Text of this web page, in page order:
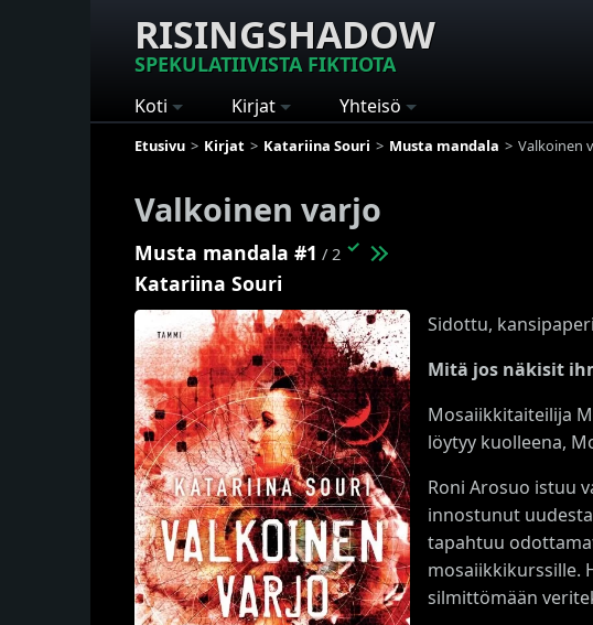
RISINGSHADOW
SPEKULATIIVISTA FIKTIOTA
Koti Kirjat Yhteisö
Etusivu Kirjat Katariina Souri Musta mandala Valkoinen
Valkoinen varjo
Musta mandala #1 / 2 ✓
Katariina Souri
Sidottu,
Mitä jos näkisit
Mosaiikkitaiteilija
löytyy kuolleena,
Roni Arosuo istuu
innostunut
tapahtuu
mosaiikkikurssille.
silmittömään